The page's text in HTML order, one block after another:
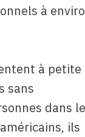
à
à petite
sans
dans le
ils